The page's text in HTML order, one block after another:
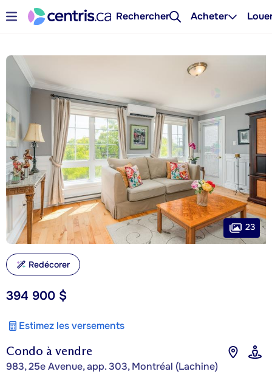
Rechercher Acheter
Condo à vendre
983, 25e Avenue, app. 303, Montréal (Lachine)
394 900 $
Estimez les versements
23
Redécorer